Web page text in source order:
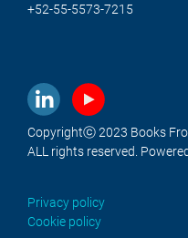
+52-55-5573-7215
Copyrightⓒ 2023 Books
ALL rights reserved.
Privacy policy
Cookie policy